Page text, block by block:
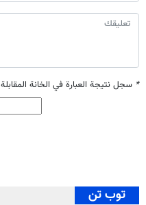
* سجل نتيجة العبارة في الخانة المقابلة
توب تن